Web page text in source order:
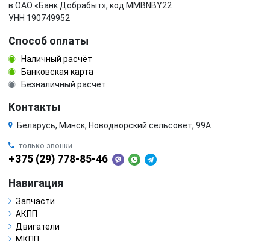
в ОАО «Банк Добрабыт», код MMBNBY22
УНН 190749952
Способ оплаты
Наличный расчёт
Банковская карта
Безналичный расчёт
Контакты
Беларусь, Минск, Новодворский сельсовет, 99А
только звонки
+375 (29) 778-85-46
Навигация
Запчасти
АКПП
Двигатели